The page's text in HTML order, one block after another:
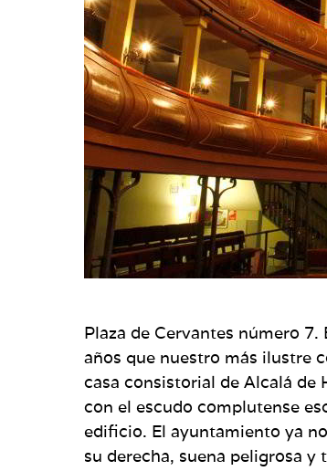
Plaza de Cervantes número
años que nuestro más ilustre
casa consistorial de Alcalá de
con el escudo complutense
edificio. El ayuntamiento ya
su derecha, suena peligrosa